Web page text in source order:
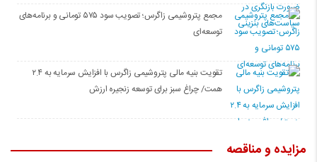
مجمع پتروشیمی زاگرس؛ تصویب سود ۵۷۵ تومانی و برنامه‌های
توسعه‌ای
تقویت بنیه مالی پتروشیمی زاگرس با افزایش سرمایه به ۲.۴
همت/ چراغ سبز برای توسعه زنجیره ارزش
مزایده و مناقصه